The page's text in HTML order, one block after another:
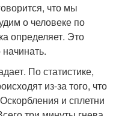
что мы
о человеке по
определяет. Это
По статистике,
из-за того, что
и сплетни